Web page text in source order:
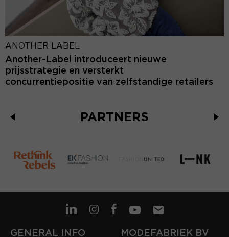
ANOTHER LABEL
Another-Label introduceert nieuwe
prijsstrategie en versterkt
concurrentiepositie van zelfstandige retailers
PARTNERS
GENERAL INFO MODEFABRIEK BV